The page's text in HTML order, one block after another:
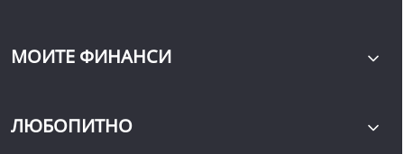
МОИТЕ ФИНАНСИ
ЛЮБОПИТНО